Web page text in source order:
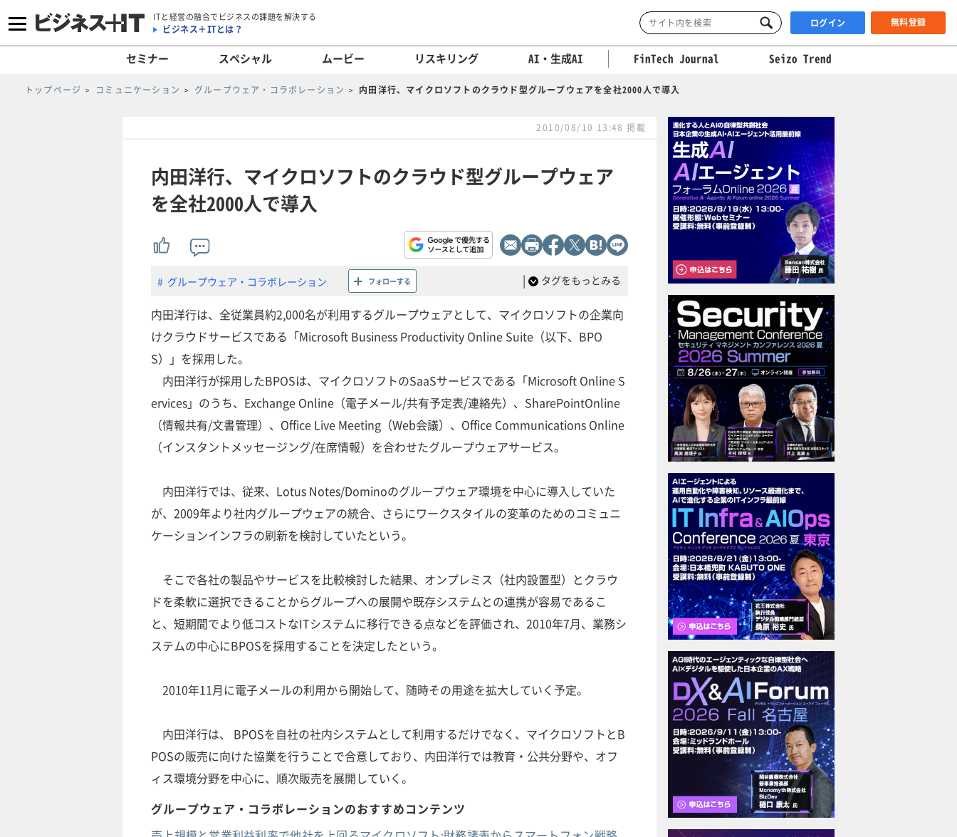
ITと経営の融合でビジネスの課題を解決する
ビジネス＋ITとは？ ログイン 無料登録
セミナー スペシャル ムービー リスキリング AI・生成AI FinTech Journal Seizo Trend
トップページ コミュニケーション グループウェア・コラボレーション 内田洋行、マイクロソフトのクラウド型グループウェアを全社2000人で導入
2010/08/10 13:48 掲載
内田洋行、マイクロソフトのクラウド型グループウェア
を全社2000人で導入
グループウェア・コラボレーション フォローする | タグをもっとみる
内田洋行は、全従業員約2,000名が利用するグループウェアとして、マイクロソフトの企業向
けクラウドサービスである「Microsoft Business Productivity Online Suite（以下、BPO
S）」を採用した。
内田洋行が採用したBPOSは、マイクロソフトのSaaSサービスである「Microsoft Online S
ervices」のうち、Exchange Online（電子メール/共有予定表/連絡先）、SharePointOnline
（情報共有/文書管理）、Office Live Meeting（Web会議）、Office Communications Online
（インスタントメッセージング/在席情報）を合わせたグループウェアサービス。
内田洋行では、従来、Lotus Notes/Dominoのグループウェア環境を中心に導入していた
が、2009年より社内グループウェアの統合、さらにワークスタイルの変革のためのコミュニ
ケーションインフラの刷新を検討していたという。
そこで各社の製品やサービスを比較検討した結果、オンプレミス（社内設置型）とクラウ
ドを柔軟に選択できることからグループへの展開や既存システムとの連携が容易であるこ
と、短期間でより低コストなITシステムに移行できる点などを評価され、2010年7月、業務シ
ステムの中心にBPOSを採用することを決定したという。
2010年11月に電子メールの利用から開始して、随時その用途を拡大していく予定。
内田洋行は、 BPOSを自社の社内システムとして利用するだけでなく、マイクロソフトとB
POSの販売に向けた協業を行うことで合意しており、内田洋行では教育・公共分野や、オフ
ィス環境分野を中心に、順次販売を展開していく。
グループウェア・コラボレーションのおすすめコンテンツ